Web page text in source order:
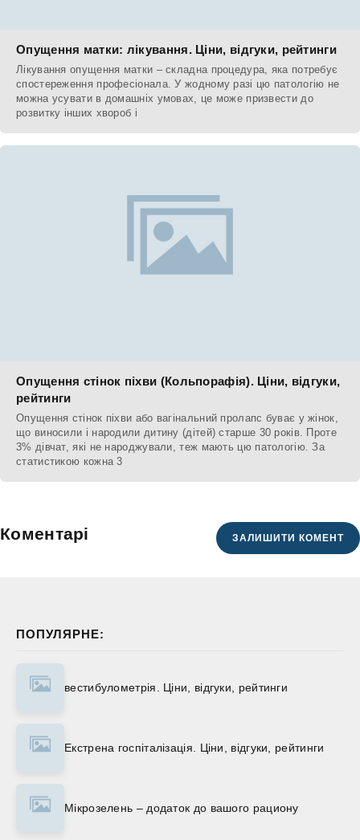
ПОПУЛЯРНЕ:
вестибулометрія. Ціни, відгуки, рейтинги
Екстрена госпіталізація. Ціни, відгуки, рейтинги
Мікрозелень – додаток до вашого рациону
Опущення матки: лікування. Ціни, відгуки, рейтинги
Лікування опущення матки – складна процедура, яка потребує
спостереження професіонала. У жодному разі цю патологію не
можна усувати в домашніх умовах, це може призвести до
розвитку інших хвороб і
Опущення стінок піхви (Кольпорафія). Ціни, відгуки,
рейтинги
Опущення стінок піхви або вагінальний пролапс буває у жінок,
що виносили і народили дитину (дітей) старше 30 років. Проте
3% дівчат, які не народжували, теж мають цю патологію. За
статистикою кожна 3
Коментарі ЗАЛИШИТИ КОМЕНТ